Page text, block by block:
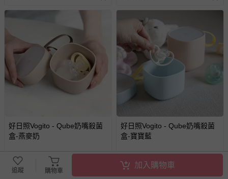
如您收到商品，請依正常流程檢查是否完好，若商品遇瑕疵
情形，您可申請更換新品或退貨，請見：退貨的辦理流程。
若您對於會員帳號、商品訂購與資訊、購物流程、付款方
式、折價券與購物金的使用、退貨及商品運送方式等有疑
問，你可詳見：
媽咪愛客服中心。
預購商品：預購為海外同步代購，遇缺貨即會通知媽咪並協
助取消退款事宜。
商品如因「價格、組合」等錯誤原因，導致無法安排出貨，
會主動以簡訊及mail通知訂單取消事宜，並將提供適當補
好日照Vogito - Qube奶嘴殺菌
盒-燕麥奶
76折
$1049 1375
好日照Vogito - Qube奶嘴殺菌
盒-寶寶藍
76折
1049
追蹤 購物車
加入購物車